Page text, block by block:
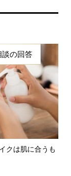
談の回答
クは肌に合うも